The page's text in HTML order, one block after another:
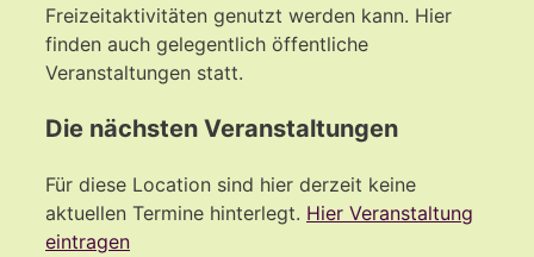
Freizeitaktivitäten genutzt werden kann. Hier
finden auch gelegentlich öffentliche
Veranstaltungen statt.
Die nächsten Veranstaltungen
Für diese Location sind hier derzeit keine
aktuellen Termine hinterlegt. Hier Veranstaltung
eintragen